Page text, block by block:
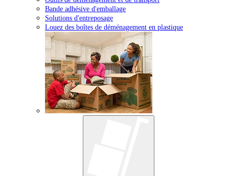
Bande adhésive d'emballage
Solutions d'entreposage
Louez des boîtes de déménagement en plastique